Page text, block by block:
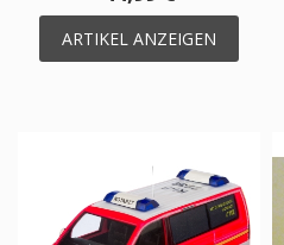
ARTIKEL ANZEIGEN